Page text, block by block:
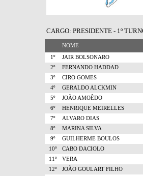
CARGO: PRESIDENTE - 1º
NOME
1º JAIR BOLSONARO
2º
FERNANDO HADDAD
3º
CIRO GOMES
4º
GERALDO ALCKMIN
5º
JOÃO AMOÊDO
6º
HENRIQUE MEIRELLES
7º
ALVARO DIAS
8º
MARINA SILVA
9º
GUILHERME BOULOS
10º
CABO DACIOLO
11º
VERA
12º
JOÃO GOULART FILHO